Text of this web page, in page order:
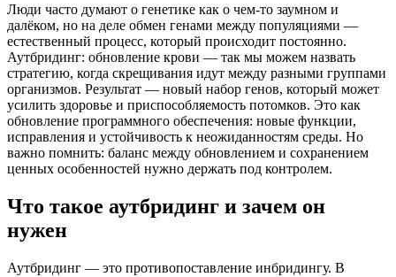
Люди часто думают о генетике как о чем-то заумном и
далёком, но на деле обмен генами между популяциями —
естественный процесс, который происходит постоянно.
Аутбридинг: обновление крови — так мы можем назвать
стратегию, когда скрещивания идут между разными группами
организмов. Результат — новый набор генов, который может
усилить здоровье и приспособляемость потомков. Это как
обновление программного обеспечения: новые функции,
исправления и устойчивость к неожиданностям среды. Но
важно помнить: баланс между обновлением и сохранением
ценных особенностей нужно держать под контролем.
Что такое аутбридинг и зачем он
нужен
Аутбридинг — это противопоставление инбридингу. В